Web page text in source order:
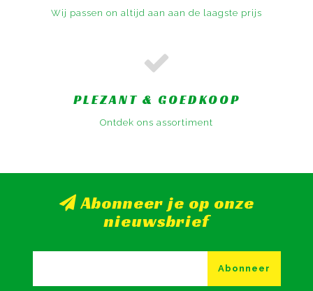
Wij passen on altijd aan aan de laagste prijs
PLEZANT & GOEDKOOP
Ontdek ons assortiment
Abonneer je op onze
nieuwsbrief
Abonneer